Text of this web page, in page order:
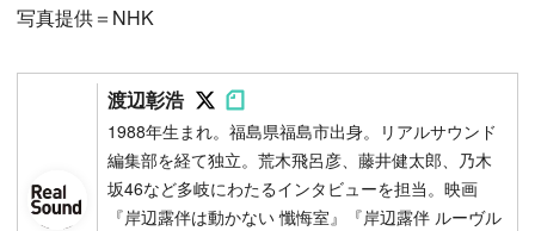
写真提供＝NHK
渡辺彰浩 Follow on SNS
Follow on SNS
1988年生まれ。福島県福島市出身。リアルサウンド
編集部を経て独立。荒木飛呂彦、藤井健太郎、乃木
坂46など多岐にわたるインタビューを担当。映画
『岸辺露伴は動かない 懺悔室』『岸辺露伴 ルーヴル